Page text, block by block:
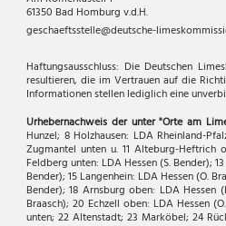
61350 Bad Homburg v.d.H.
geschaeftsstelle@deutsche-
Haftungsausschluss: Die Deutschen
resultieren, die im Vertrauen auf die
Informationen stellen lediglich eine
Urhebernachweis der unter "Orte am
Hunzel; 8 Holzhausen: LDA Rheinland-
Zugmantel unten u. 11 Alteburg-Heftrich
Feldberg unten: LDA Hessen (S. Bender);
Bender); 15 Langenhein: LDA Hessen (O.
Bender); 18 Arnsburg oben: LDA Hessen
Braasch); 20 Echzell oben: LDA Hessen
unten; 22 Altenstadt; 23 Marköbel; 24